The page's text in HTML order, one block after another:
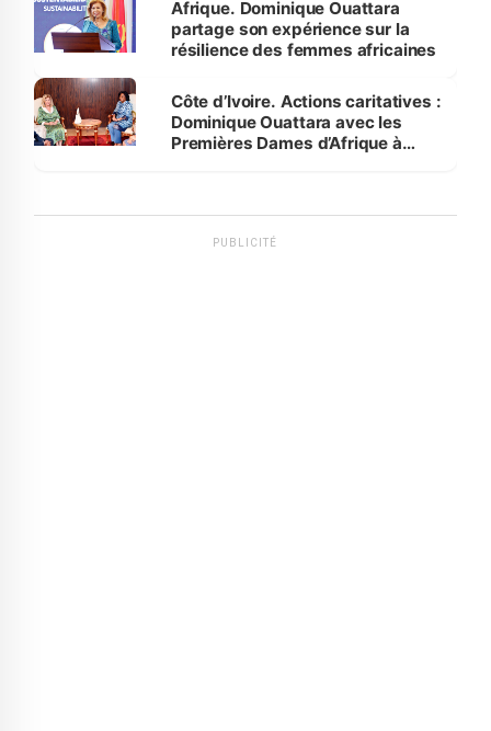
Afrique. Dominique Ouattara
partage son expérience sur la
résilience des femmes africaines
Côte d’Ivoire. Actions caritatives :
Dominique Ouattara avec les
Premières Dames d’Afrique à
PUBLICITÉ